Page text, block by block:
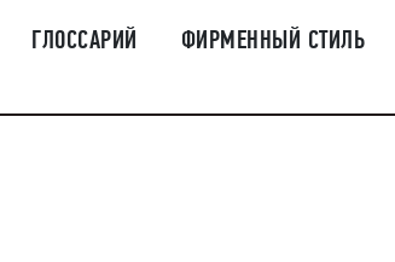
ГЛОССАРИЙ ФИРМЕННЫЙ СТИЛЬ